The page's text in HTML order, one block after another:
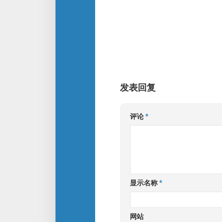
发表回复
评论*
显示名称*
网站